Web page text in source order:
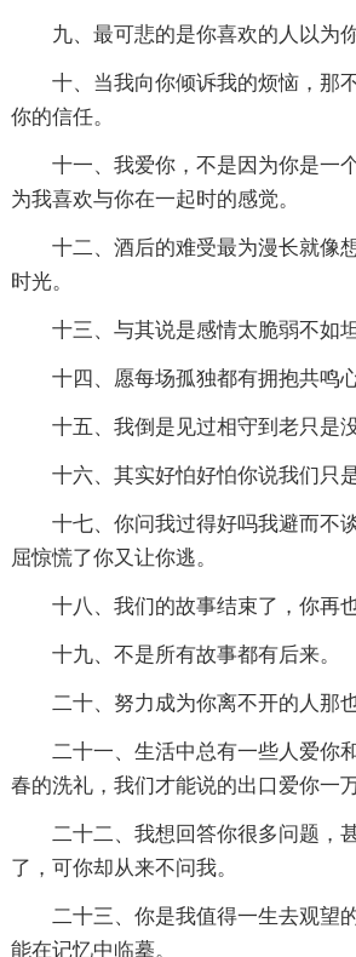
九、最可悲的是你喜欢的人以为
十、当我向你倾诉我的烦恼，那
你的信任。
十一、我爱你，不是因为你是一
为我喜欢与你在一起时的感觉。
十二、酒后的难受最为漫长就像
时光。
十三、与其说是感情太脆弱不如
十四、愿每场孤独都有拥抱共鸣
十五、我倒是见过相守到老只是
十六、其实好怕好怕你说我们只
十七、你问我过得好吗我避而不
屈惊慌了你又让你逃。
十八、我们的故事结束了，你再
十九、不是所有故事都有后来。
二十、努力成为你离不开的人那
二十一、生活中总有一些人爱你
春的洗礼，我们才能说的出口爱你一万
二十二、我想回答你很多问题，
了，可你却从来不问我。
二十三、你是我值得一生去观望
能在记忆中临摹。